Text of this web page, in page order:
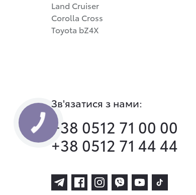
Land Cruiser
Corolla Cross
Toyota bZ4X
Зв'язатися з нами:
+38 0512 71 00 00
+38 0512 71 44 44
КНОПКА
ЗВ'ЯЗКУ